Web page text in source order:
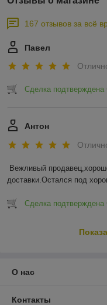
167 отзывов за всё
Павел
Сделка подтверждена
Антон
Вежливый
доставки.Остался под
Сделка подтверждена
О нас
Контакты